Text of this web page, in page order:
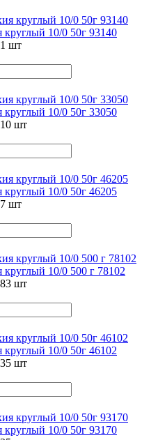
круглый 10/0 50г 93140
1 шт
круглый 10/0 50г 33050
10 шт
круглый 10/0 50г 46205
7 шт
круглый 10/0 500 г 78102
83 шт
круглый 10/0 50г 46102
35 шт
круглый 10/0 50г 93170